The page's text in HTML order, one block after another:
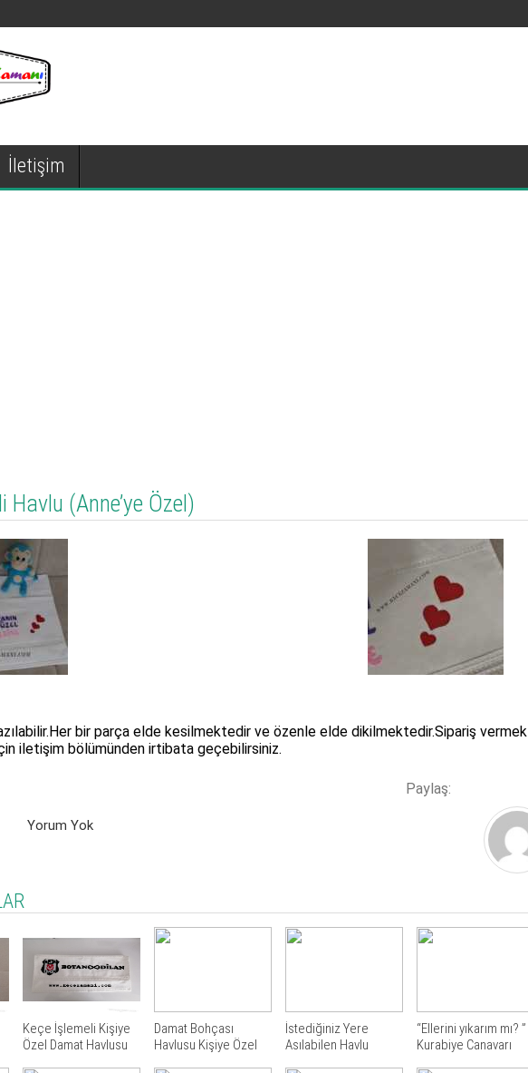
İletişim
Havlu (Anne’ye Özel)
bir parça elde kesilmektedir ve özenle elde dikilmektedir.Sipariş vermek
iletişim bölümünden irtibata geçebilirsiniz.
Paylaş:
Yorum Yok
Keçe İşlemeli Kişiye
Özel Damat Havlusu
Damat Bohçası
Havlusu Kişiye Özel
İstediğiniz Yere
Asılabilen Havlu
“Ellerini yıkarım mı? ”
Kurabiye Canavarı